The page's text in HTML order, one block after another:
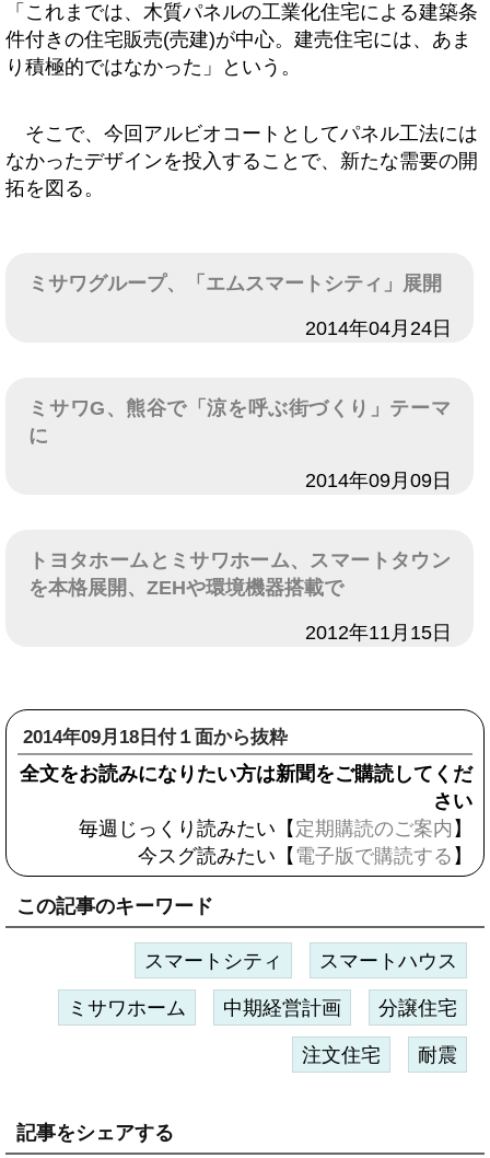
「これまでは、木質パネルの工業化住宅による建築条
件付きの住宅販売(売建)が中心。建売住宅には、あま
り積極的ではなかった」という。
そこで、今回アルビオコートとしてパネル工法には
なかったデザインを投入することで、新たな需要の開
拓を図る。
ミサワグループ、「エムスマートシティ」展開
2014年04月24日
ミサワG、熊谷で「涼を呼ぶ街づくり」テーマ
に
2014年09月09日
トヨタホームとミサワホーム、スマートタウン
を本格展開、ZEHや環境機器搭載で
2012年11月15日
2014年09月18日付１面から抜粋
全文をお読みになりたい方は新聞をご購読してくだ
さい
毎週じっくり読みたい【 定期購読のご案内 】
今スグ読みたい【 電子版で購読する 】
この記事のキーワード
スマートシティ スマートハウス
ミサワホーム 中期経営計画 分譲住宅
注文住宅 耐震
記事をシェアする